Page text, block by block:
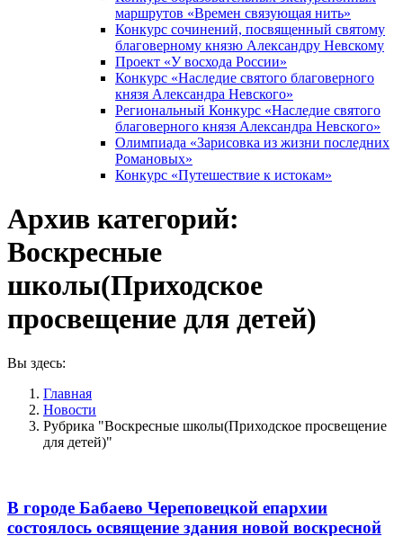
маршрутов «Времен связующая нить»
Конкурс сочинений, посвященный святому
благоверному князю Александру Невскому
Проект «У восхода России»
Конкурс «Наследие святого благоверного
князя Александра Невского»
Региональный Конкурс «Наследие святого
благоверного князя Александра Невского»
Олимпиада «Зарисовка из жизни последних
Романовых»
Конкурс «Путешествие к истокам»
Архив категорий:
Воскресные
школы(Приходское
просвещение для детей)
Вы здесь:
Главная
Новости
Рубрика "Воскресные школы(Приходское просвещение
для детей)"
В городе Бабаево Череповецкой епархии
состоялось освящение здания новой воскресной